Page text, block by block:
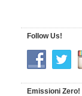
Follow Us!
Emissioni Zero!